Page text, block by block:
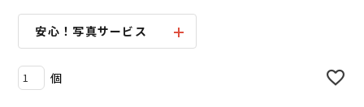
安心！写真サービス